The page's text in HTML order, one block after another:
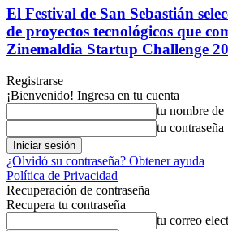
El Festival de San Sebastián
de proyectos tecnológicos que
Zinemaldia Startup Challenge
Registrarse
¡Bienvenido! Ingresa en tu cuenta
tu nombre de
tu contraseña
¿Olvidó su contraseña? Obtener ayuda
Política de Privacidad
Recuperación de contraseña
Recupera tu contraseña
tu correo